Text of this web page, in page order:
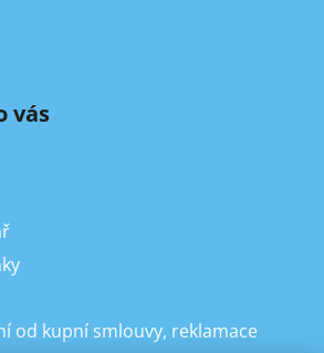
vás
od kupní smlouvy, reklamace